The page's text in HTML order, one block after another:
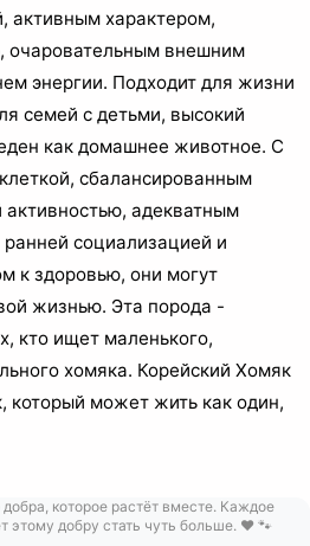
активным характером,
очаровательным внешним
энергии. Подходит для жизни
семей с детьми, высокий
как домашнее животное. С
сбалансированным
активностью, адекватным
социализацией и
к здоровью, они могут
жизнью. Эта порода -
кто ищет маленького,
хомяка. Корейский Хомяк
который может жить как один,
которое растёт вместе. Каждое
этому добру стать чуть больше. ❤️ 🐾